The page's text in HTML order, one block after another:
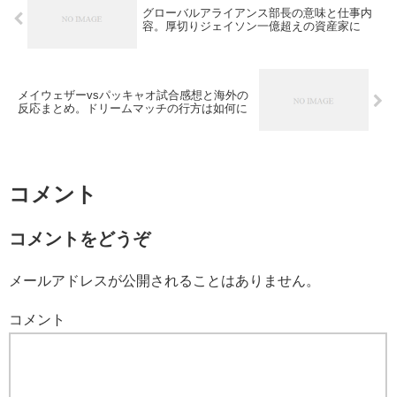
グローバルアライアンス部長の意味と仕事内
容。厚切りジェイソン一億超えの資産家に
メイウェザーvsパッキャオ試合感想と海外の
反応まとめ。ドリームマッチの行方は如何に
コメント
コメントをどうぞ
メールアドレスが公開されることはありません。
コメント